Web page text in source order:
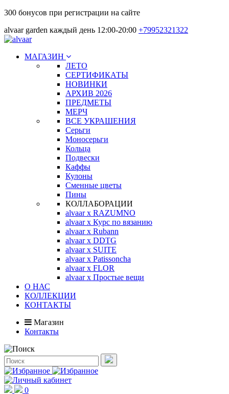
300 бонусов при регистрации на сайте
alvaar garden каждый день 12:00-20:00 +79952321322
МАГАЗИН
ЛЕТО
СЕРТИФИКАТЫ
НОВИНКИ
АРХИВ 2026
ПРЕДМЕТЫ
МЕРЧ
ВСЕ УКРАШЕНИЯ
Серьги
Моносерьги
Кольца
Подвески
Каффы
Кулоны
Сменные цветы
Пины
КОЛЛАБОРАЦИИ
alvaar x RAZUMNO
alvaar x Курс по вязанию
alvaar x Rubann
alvaar x DDTG
alvaar x SUITE
alvaar x Patissoncha
alvaar x FLOR
alvaar x Простые вещи
О НАС
КОЛЛЕКЦИИ
КОНТАКТЫ
Магазин
Контакты
0